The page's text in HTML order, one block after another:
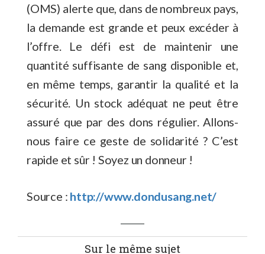
(OMS) alerte que, dans de nombreux pays,
la demande est grande et peux excéder à
l’offre. Le défi est de maintenir une
quantité suffisante de sang disponible et,
en même temps, garantir la qualité et la
sécurité. Un stock adéquat ne peut être
assuré que par des dons régulier. Allons-
nous faire ce geste de solidarité ? C’est
rapide et sûr ! Soyez un donneur !
Source : http://www.dondusang.net/
Sur le même sujet